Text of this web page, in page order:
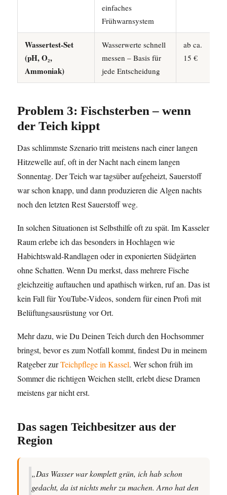
einfaches
Frühwarnsystem
Wassertest-Set
(pH, O₂,
Ammoniak)
Wasserwerte schnell
messen – Basis für
jede Entscheidung
ab ca.
15 €
Problem 3: Fischsterben – wenn
der Teich kippt
Das schlimmste Szenario tritt meistens nach einer langen
Hitzewelle auf, oft in der Nacht nach einem langen
Sonnentag. Der Teich war tagsüber aufgeheizt, Sauerstoff
war schon knapp, und dann produzieren die Algen nachts
noch den letzten Rest Sauerstoff weg.
In solchen Situationen ist Selbsthilfe oft zu spät. Im Kasseler
Raum erlebe ich das besonders in Hochlagen wie
Habichtswald-Randlagen oder in exponierten Südgärten
ohne Schatten. Wenn Du merkst, dass mehrere Fische
gleichzeitig auftauchen und apathisch wirken, ruf an. Das ist
kein Fall für YouTube-Videos, sondern für einen Profi mit
Belüftungsausrüstung vor Ort.
Mehr dazu, wie Du Deinen Teich durch den Hochsommer
bringst, bevor es zum Notfall kommt, findest Du in meinem
Ratgeber zurTeichpflege in Kassel. Wer schon früh im
Sommer die richtigen Weichen stellt, erlebt diese Dramen
meistens gar nicht erst.
Das sagen Teichbesitzer aus der
Region
„Das Wasser war komplett grün, ich hab schon
gedacht, da ist nichts mehr zu machen. Arno hat den